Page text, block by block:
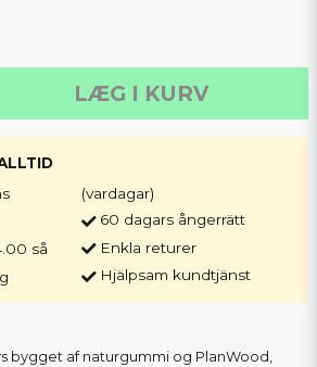
LÆG I KURV
så
(vardagar)
60 dagars ångerrätt
Enkla returer
Hjälpsam kundtjänst
bygget af naturgummi og PlanWood,